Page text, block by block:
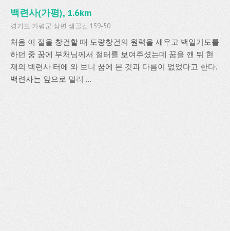
백련사(가평), 1.6km
경기도 가평군 상면 샘골길 159-50
처음 이 절을 창건할 때 도량창건의 원력을 세우고 백일기도를
하던 중 꿈에 부처님께서 절터를 보여주셨는데 꿈을 깬 뒤 현
재의 백련사 터에 와 보니 꿈에 본 것과 다름이 없었다고 한다.
백련사는 앞으로 멀리 ...